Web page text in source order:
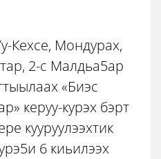
Кехсе, Мондурах,
2-с Малдьа5ар
«Биэс
керуу-курэх бэрт
кууруулээхтик
6 киьилээх